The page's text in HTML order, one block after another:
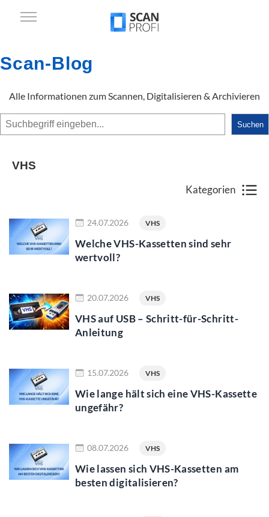
Scan-Blog
Alle Informationen zum Scannen, Digitalisieren & Archivieren
Suchen Suchen
VHS
Kategorien
24.07.2026 VHS
Welche VHS-Kassetten sind sehr
wertvoll?
20.07.2026 VHS
VHS auf USB – Schritt-für-Schritt-
Anleitung
15.07.2026 VHS
Wie lange hält sich eine VHS-Kassette
ungefähr?
08.07.2026 VHS
Wie lassen sich VHS-Kassetten am
besten digitalisieren?